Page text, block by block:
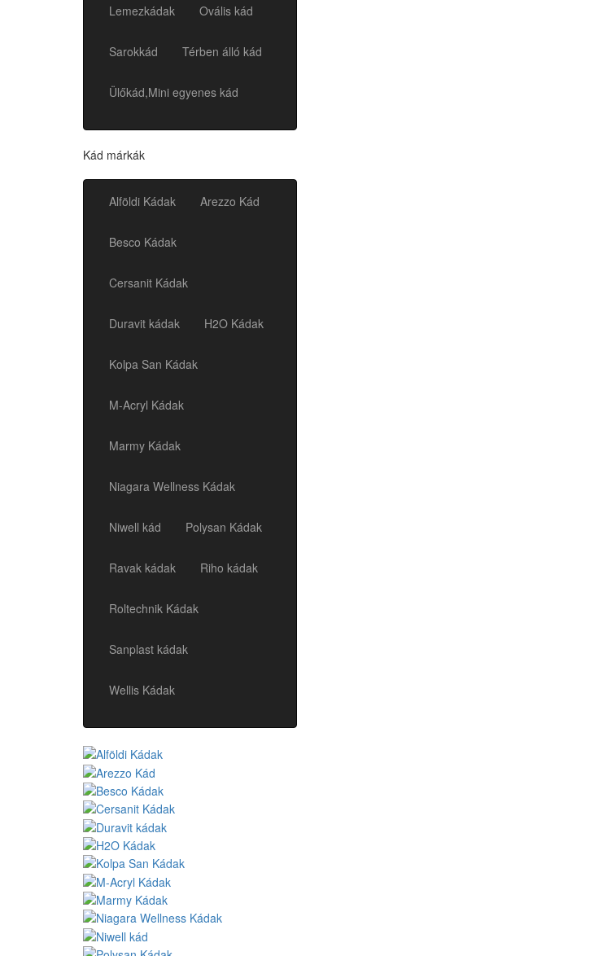
Lemezkádak Ovális kád
Sarokkád Térben álló kád
Ülőkád,Mini egyenes kád
Kád márkák
Alföldi Kádak Arezzo Kád
Besco Kádak
Cersanit Kádak
Duravit kádak H2O Kádak
Kolpa San Kádak
M-Acryl Kádak
Marmy Kádak
Niagara Wellness Kádak
Niwell kád Polysan Kádak
Ravak kádak Riho kádak
Roltechnik Kádak
Sanplast kádak
Wellis Kádak